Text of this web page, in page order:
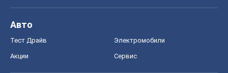
Авто
Тест Драйв Электромобили
Акции Сервис